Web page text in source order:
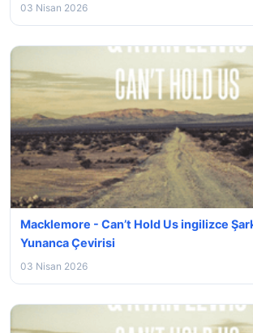
03 Nisan 2026
Macklemore - Can’t Hold Us ingilizce
Yunanca Çevirisi
03 Nisan 2026